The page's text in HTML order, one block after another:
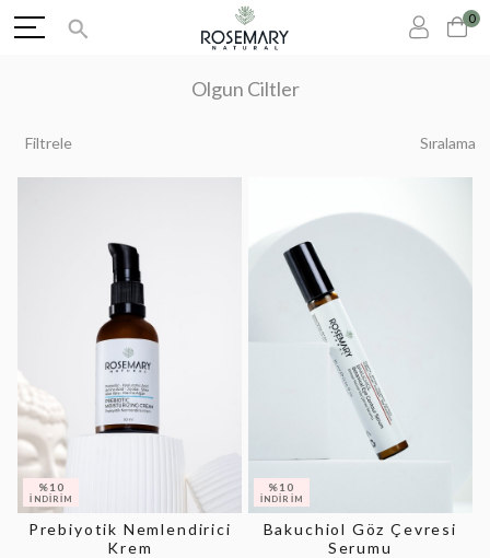
0
Olgun Ciltler
Filtrele Sıralama
Prebiyotik Nemlendirici
Krem
Bakuchiol Göz Çevresi
Serumu